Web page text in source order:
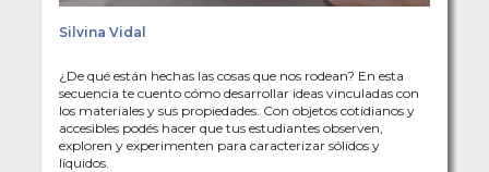
Silvina Vidal
¿De qué están hechas las cosas que nos rodean? En esta
secuencia te cuento cómo desarrollar ideas vinculadas con
los materiales y sus propiedades. Con objetos cotidianos y
accesibles podés hacer que tus estudiantes observen,
exploren y experimenten para caracterizar sólidos y
líquidos.